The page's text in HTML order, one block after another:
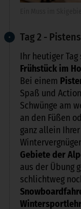
Tag 2 -
Ihr heutiger
Frühstück im
Bei einem
Spaß und
Schwünge am
an den Füßen
ganz allein
Gebiete der
aus der Übung
schlichtweg